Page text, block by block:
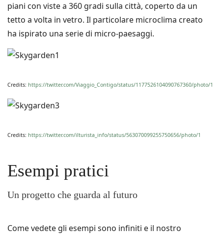
piani con viste a 360 gradi sulla città, coperto da un
tetto a volta in vetro. Il particolare microclima creato
ha ispirato una serie di micro-paesaggi.
Credits: https://twitter.com/Viaggio_Contigo/status/1177526104090767360/photo/1
Credits: https://twitter.com/ilturista_info/status/563070099255750656/photo/1
Esempi pratici
Un progetto che guarda al futuro
Come vedete gli esempi sono infiniti e il nostro